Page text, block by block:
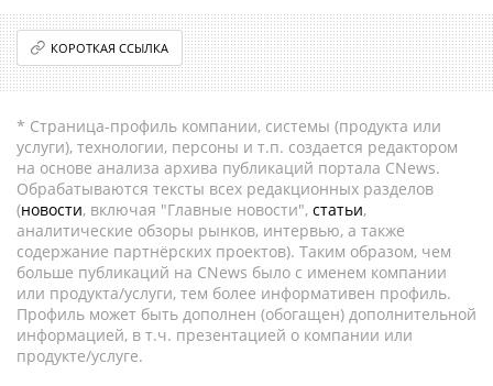
КОРОТКАЯ ССЫЛКА
* Страница-профиль компании, системы (продукта или
услуги), технологии, персоны и т.п. создается редактором
на основе анализа архива публикаций портала CNews.
Обрабатываются тексты всех редакционных разделов
(новости, включая "Главные новости", статьи,
аналитические обзоры рынков, интервью, а также
содержание партнёрских проектов). Таким образом, чем
больше публикаций на CNews было с именем компании
или продукта/услуги, тем более информативен профиль.
Профиль может быть дополнен (обогащен) дополнительной
информацией, в т.ч. презентацией о компании или
продукте/услуге.